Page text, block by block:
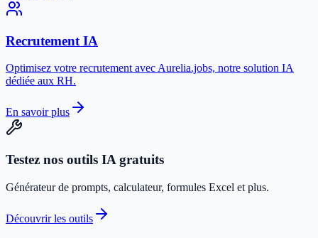
Recrutement IA
Optimisez votre recrutement avec Aurelia.jobs, notre solution IA
dédiée aux RH.
En savoir plus
Testez nos outils IA gratuits
Générateur de prompts, calculateur, formules Excel et plus.
Découvrir les outils